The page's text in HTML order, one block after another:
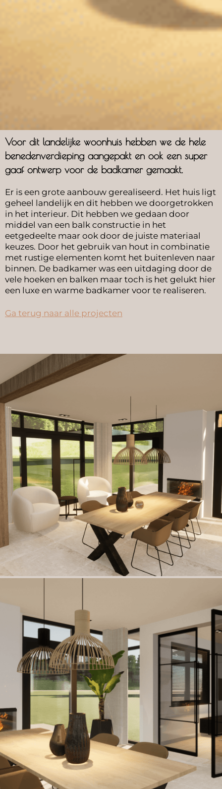
Voor dit landelijke woonhuis hebben we de hele
benedenverdieping aangepakt en ook een super
gaaf ontwerp voor de badkamer gemaakt.
Er is een grote aanbouw gerealiseerd. Het huis ligt
geheel landelijk en dit hebben we doorgetrokken
in het interieur. Dit hebben we gedaan door
middel van een balk constructie in het
eetgedeelte maar ook door de juiste materiaal
keuzes. Door het gebruik van hout in combinatie
met rustige elementen komt het buitenleven naar
binnen. De badkamer was een uitdaging door de
vele hoeken en balken maar toch is het gelukt hier
een luxe en warme badkamer voor te realiseren.
Ga terug naar alle projecten